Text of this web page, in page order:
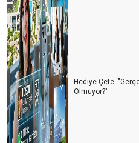
Hediye Çete:
Olmuyor?"